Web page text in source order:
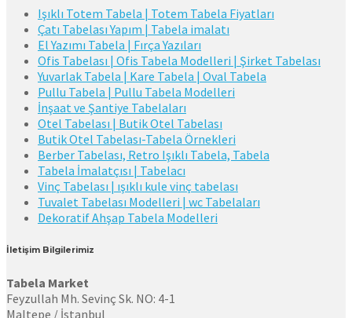
Işıklı Totem Tabela | Totem Tabela Fiyatları
Çatı Tabelası Yapım | Tabela imalatı
El Yazımı Tabela | Fırça Yazıları
Ofis Tabelası | Ofis Tabela Modelleri | Şirket Tabelası
Yuvarlak Tabela | Kare Tabela | Oval Tabela
Pullu Tabela | Pullu Tabela Modelleri
İnşaat ve Şantiye Tabelaları
Otel Tabelası | Butik Otel Tabelası
Butik Otel Tabelası-Tabela Örnekleri
Berber Tabelası, Retro Işıklı Tabela, Tabela
Tabela İmalatçısı | Tabelacı
Vinç Tabelası | ışıklı kule vinç tabelası
Tuvalet Tabelası Modelleri | wc Tabelaları
Dekoratif Ahşap Tabela Modelleri
İletişim Bilgilerimiz
Tabela Market
Feyzullah Mh. Sevinç Sk. NO: 4-1
Maltepe / İstanbul